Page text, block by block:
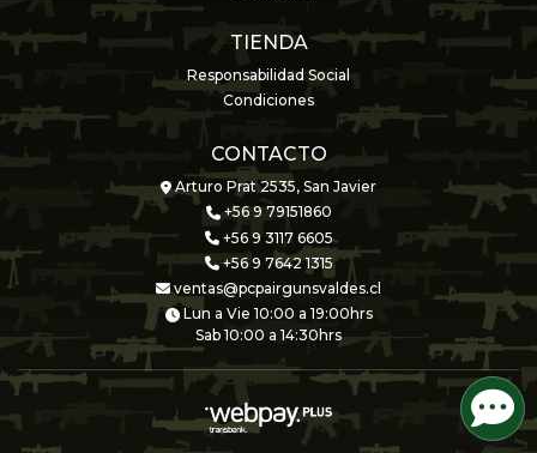
TIENDA
Responsabilidad Social
Condiciones
CONTACTO
Arturo Prat 2535, San Javier
+56 9 79151860
+56 9 3117 6605
+56 9 7642 1315
ventas@pcpairgunsvaldes.cl
Lun a Vie 10:00 a 19:00hrs
Sab 10:00 a 14:30hrs